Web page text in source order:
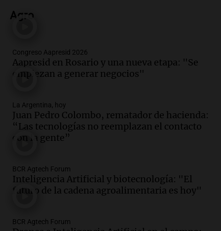
Audio.
Panorama Federal
Episodios
Audio. Controversia en el peronismo
Panorama Federal
Episodios
Audio.Mateo Bouniba, joven de Villa
María, necesita un trasplante de médula
Panorama Federal
Episodios
Fieles celebran a San Cayetano
Viva la Radio
Agro
Congreso Aapresid 2026
Aapresid en Rosario y una nueva etapa: "Se
empiezan a generar negocios"
La Argentina, hoy
Juan Pedro Colombo, rematador de hacienda:
“Las tecnologías no reemplazan el contacto
con la gente”
BCR Agtech Forum
Inteligencia Artificial y biotecnología: "El
futuro de la cadena agroalimentaria es hoy"
BCR Agtech Forum